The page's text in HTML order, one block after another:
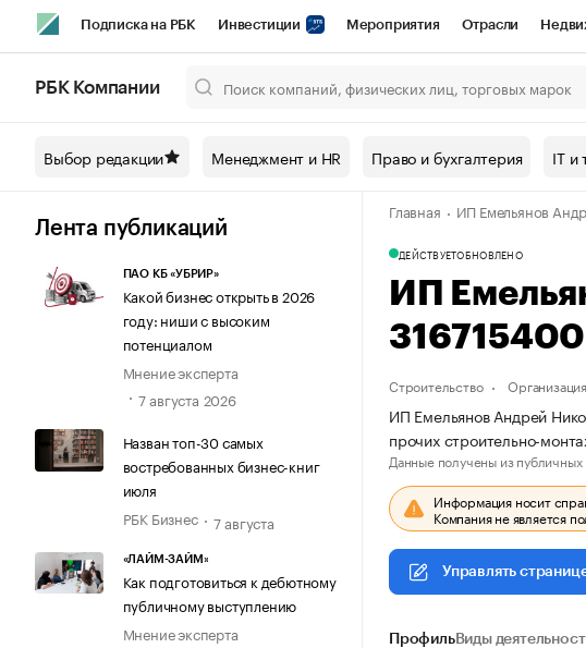
Подписка на РБК Инвестиции Мероприятия Отрасли
Спецпроекты СПб Конференции СПб Спецпроекты Проверка
Технологии и медиа Рынок наличной валюты
РБК Компании
Выбор редакции Менеджмент и HR Право и бухгалтерия IT и
Лента публикаций
ПАО КБ «УБРИР»
Какой бизнес открыть в 2026
году: ниши с высоким
потенциалом
Мнение эксперта
7 августа 2026
Назван топ-30 самых
востребованных бизнес-книг
июля
РБК Бизнес
7 августа
«ЛАЙМ-ЗАЙМ»
Как подготовиться к дебютному
публичному выступлению
Мнение эксперта
Главная ИП Емельянов
ДЕЙСТВУЕТОБНОВЛЕНО
ИП
Строительство
ИП Емельянов Андрей
прочих строительно-
Данные получены из публичных
Информация носит
Компания не является
Управлять
ПрофильВиды